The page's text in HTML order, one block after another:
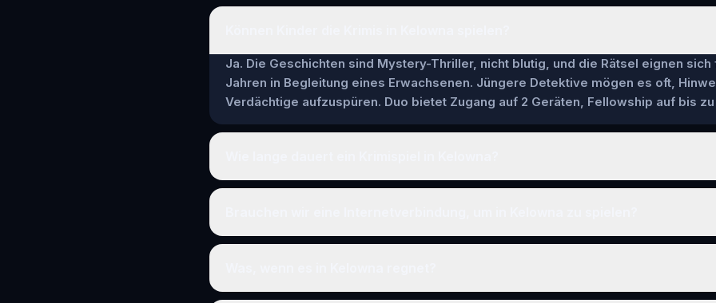
Ja. Die Geschichten sind Mystery-Thriller, nicht blutig, und die Rätsel eignen sich
Jahren in Begleitung eines Erwachsenen. Jüngere Detektive mögen es oft,
Verdächtige aufzuspüren. Duo bietet Zugang auf 2 Geräten, Fellowship auf bis zu